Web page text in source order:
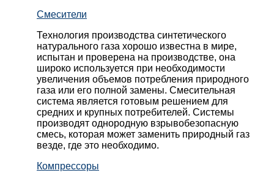
Смесители
Технология производства синтетического
натурального газа хорошо известна в мире,
испытан и проверена на производстве, она
широко используется при необходимости
увеличения объемов потребления природного
газа или его полной замены. Смесительная
система является готовым решением для
средних и крупных потребителей. Системы
производят однородную взрывобезопасную
смесь, которая может заменить природный газ
везде, где это необходимо.
Компрессоры